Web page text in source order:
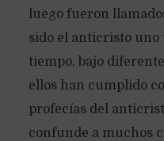
luego fueron
sido el anticristo uno
tiempo, bajo
ellos han cumplido
profecías del
confunde a muchos